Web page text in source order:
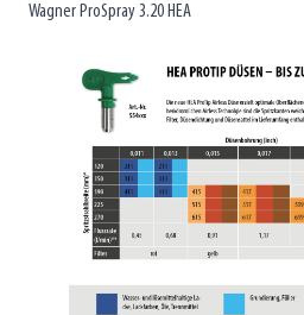
Wagner ProSpray 3.20 HEA